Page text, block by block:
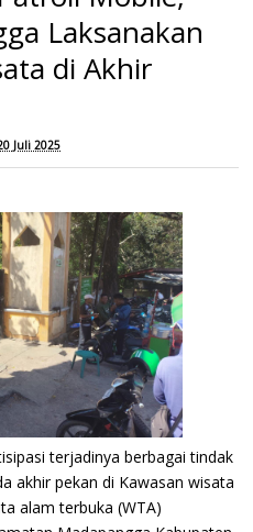
Laksanakan
di Akhir
Juli 2025
terjadinya berbagai tindak
akhir pekan di Kawasan wisata
alam terbuka (WTA)